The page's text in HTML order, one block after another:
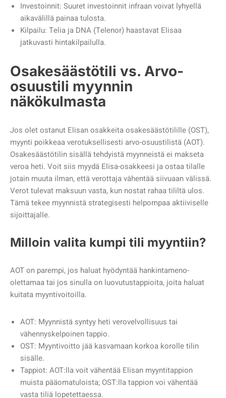
Investoinnit: Suuret investoinnit infraan voivat lyhyellä
aikavälillä painaa tulosta.
Kilpailu: Telia ja DNA (Telenor) haastavat Elisaa
jatkuvasti hintakilpailulla.
Osakesäästötili vs. Arvo-
osuustili myynnin
näkökulmasta
Jos olet ostanut Elisan osakkeita osakesäästötilille (OST),
myynti poikkeaa verotuksellisesti arvo-osuustilistä (AOT).
Osakesäästötilin sisällä tehdyistä myynneistä ei makseta
veroa heti. Voit siis myydä Elisa-osakkeesi ja ostaa tilalle
jotain muuta ilman, että verottaja vähentää siivuaan välissä.
Verot tulevat maksuun vasta, kun nostat rahaa tililtä ulos.
Tämä tekee myynnistä strategisesti helpompaa aktiiviselle
sijoittajalle.
Milloin valita kumpi tili myyntiin?
AOT on parempi, jos haluat hyödyntää hankintameno-
olettamaa tai jos sinulla on luovutustappioita, joita haluat
kuitata myyntivoitoilla.
AOT: Myynnistä syntyy heti verovelvollisuus tai
vähennyskelpoinen tappio.
OST: Myyntivoitto jää kasvamaan korkoa korolle tilin
sisälle.
Tappiot: AOT:lla voit vähentää Elisan myyntitappion
muista pääomatuloista; OST:lla tappion voi vähentää
vasta tiliä lopetettaessa.